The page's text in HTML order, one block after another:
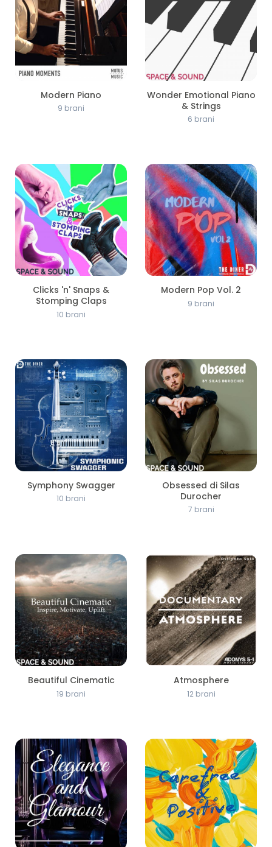
Modern Piano
9 brani
Wonder Emotional Piano
& Strings
6 brani
Clicks 'n' Snaps &
Stomping Claps
10 brani
Modern Pop Vol. 2
9 brani
Symphony Swagger
10 brani
Obsessed di Silas
Durocher
7 brani
Beautiful Cinematic
19 brani
Atmosphere
12 brani